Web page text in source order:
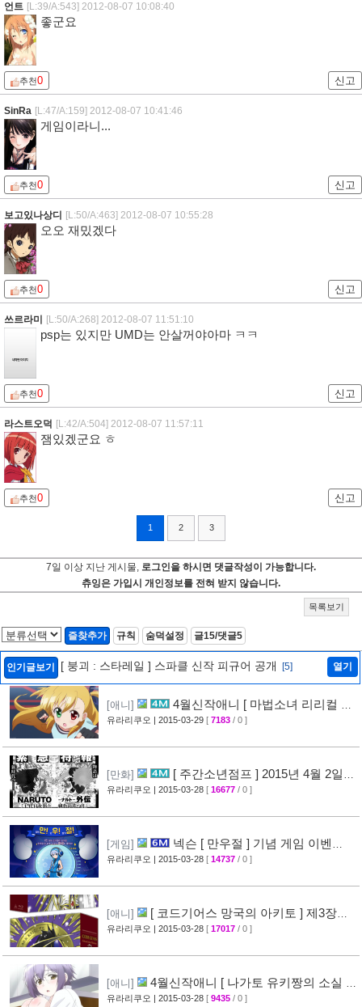
언트 [L:39/A:543] 2012-08-07 10:08:40
좋군요
추천0 신고
SinRa [L:47/A:159] 2012-08-07 10:41:46
게임이라니...
추천0 신고
보고있나상디 [L:50/A:463] 2012-08-07 10:55:28
오오 재밌겠다
추천0 신고
쓰르라미 [L:50/A:268] 2012-08-07 11:51:10
psp는 있지만 UMD는 안살꺼야아마 ㅋㅋ
추천0 신고
라스트오덕 [L:42/A:504] 2012-08-07 11:57:11
잼있겠군요 ㅎ
추천0 신고
1 2 3
7일 이상 지난 게시물, 로그인을 하시면 댓글작성이 가능합니다.
츄잉은 가입시 개인정보를 전혀 받지 않습니다.
목록보기
즐찾추가 규칙 숨덕설정 글15/댓글5
인기글보기 [ 붕괴 : 스타레일 ] 스파클 신작 피규어 공개 [5] 열기
[애니]
4월신작애니 [ 마법소녀 리리컬 나
노하 ViVid ] PV 영상 공개
유라리쿠오 | 2015-03-29 [ 7183 / 0 ]
[만화]
[ 주간소년점프 ] 2015년 4월 2일
신간목록 표지공개 + [ 나루토 ] 외전만화 연재
유라리쿠오 | 2015-03-28 [ 16677 / 0 ]
[게임]
넥슨 [ 만우절 ] 기념 게임 이벤
트 [63]
유라리쿠오 | 2015-03-28 [ 14737 / 0 ]
[애니]
[ 코드기어스 망국의 아키토 ] 제3장
CM 영상 + [ 코드기어스 반역의 를르슈 ] BD-
유라리쿠오 | 2015-03-28 [ 17017 / 0 ]
[애니]
4월신작애니 [ 나가토 유키짱의 소실 ]
PV 영상 공개 [35]
유라리쿠오 | 2015-03-28 [ 9435 / 0 ]